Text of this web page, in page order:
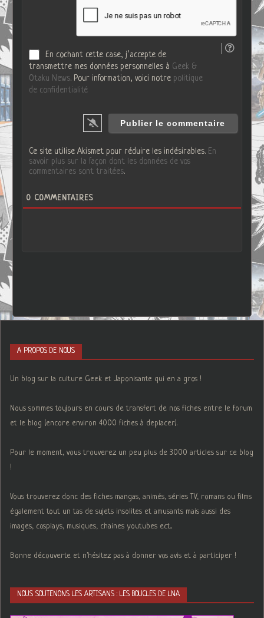
En cochant cette case, j’accepte de
transmettre mes données personnelles à Geek &
Otaku News. Pour information, voici notre politique
de confidentialité
Ce site utilise Akismet pour réduire les indésirables. En
savoir plus sur la façon dont les données de vos
commentaires sont traitées.
0 COMMENTAIRES
A PROPOS DE NOUS
Un blog sur la culture Geek et Japonisante qui en a gros !
Nous sommes toujours en cours de transfert de nos fiches entre le forum
et le blog (encore environ 4000 fiches à deplacer).
Pour le moment, vous trouverez un peu plus de 3000 articles sur ce blog
!
Vous trouverez donc des fiches mangas, animés, séries TV, romans ou films
également tout un tas de sujets insolites et amusants mais aussi des
images, cosplays, musiques, chaines youtubes ect...
Bonne découverte et n'hésitez pas à donner vos avis et à participer !
NOUS SOUTENONS LES ARTISANS : LES BOUCLES DE LNA